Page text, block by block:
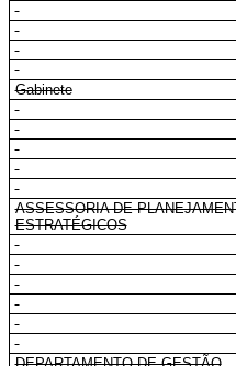
Gabinete
ASSESSORIA DE
ESTRATÉGICOS